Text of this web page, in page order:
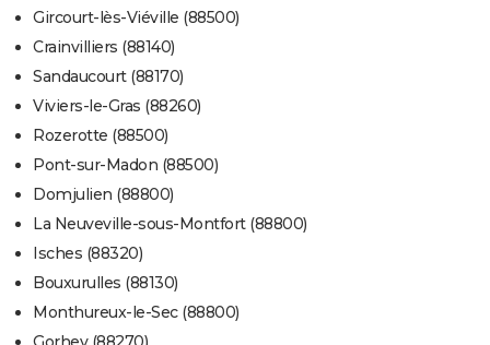
Gircourt-lès-Viéville (88500)
Crainvilliers (88140)
Sandaucourt (88170)
Viviers-le-Gras (88260)
Rozerotte (88500)
Pont-sur-Madon (88500)
Domjulien (88800)
La Neuveville-sous-Montfort (88800)
Isches (88320)
Bouxurulles (88130)
Monthureux-le-Sec (88800)